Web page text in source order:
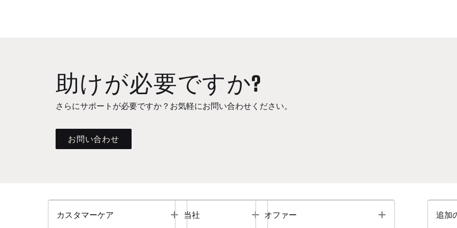
助けが必要ですか?
さらにサポートが必要ですか？お気軽にお問い合わせください。
お問い合わせ
カスタマーケア Toggle
当社 Toggle
オファー Toggle 追加